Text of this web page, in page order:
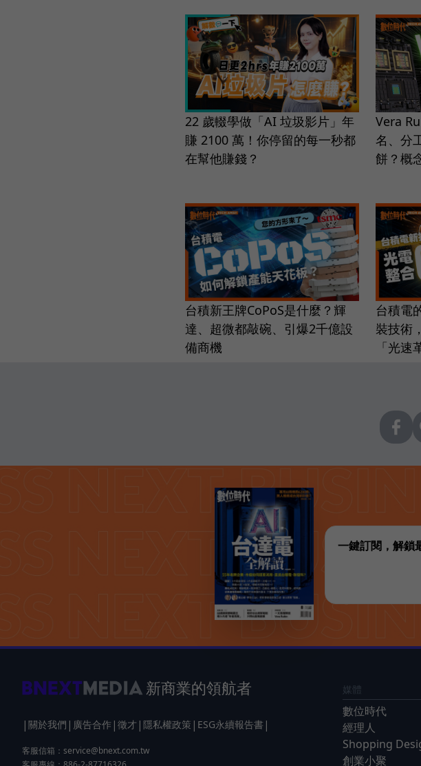
22 歲輟學做「AI 垃圾影片」年
賺 2100 萬！你停留的每一秒都
在幫他賺錢？
Vera
名、分
餅？概
台積新王牌CoPoS是什麼？輝
達、超微都敲碗、引爆2千億設
備商機
台積電
裝技術
「光速
一鍵訂閱，解鎖
新商業的領航者
| 關於我們 | 廣告合作 | 徵才 | 隱私權政策 | ESG永續報告書 |
客服信箱： service@bnext.com.tw
媒體
數位時代
經理人
Shopping
創業小聚